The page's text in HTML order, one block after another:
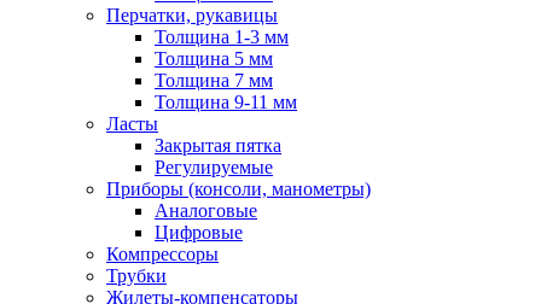
Перчатки, рукавицы
Толщина 1-3 мм
Толщина 5 мм
Толщина 7 мм
Толщина 9-11 мм
Ласты
Закрытая пятка
Регулируемые
Приборы (консоли, манометры)
Аналоговые
Цифровые
Компрессоры
Трубки
Жилеты-компенсаторы